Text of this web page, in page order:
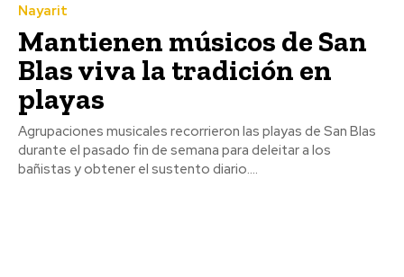
Nayarit
Mantienen músicos de San
Blas viva la tradición en
playas
Agrupaciones musicales recorrieron las playas de San Blas
durante el pasado fin de semana para deleitar a los
bañistas y obtener el sustento diario....